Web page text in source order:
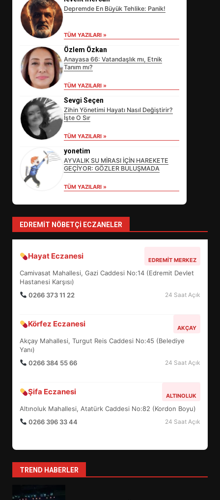
Depremde En Büyük Tehlike: Panik!
TÜM YAZILARI »
Özlem Özkan
Anayasa 66: Vatandaşlık mı, Etnik
Tanım mı?
TÜM YAZILARI »
Sevgi Seçen
Zihin Yönetimi Hayatı Nasıl Değiştirir?
İşte O Sır
TÜM YAZILARI »
yonetim
AYVALIK SU MİRASI İÇİN HAREKETE
GEÇİYOR: GÖZLER BULUŞMADA
TÜM YAZILARI »
EDREMIT NÖBETÇI ECZANELER
Hayat Eczanesi EDREMIT MERKEZ
Camivasat Mahallesi, Gazi Caddesi No:14 (Edremit Devlet
Hastanesi Karşısı)
0266 373 11 22
24 Saat Açık
Körfez Eczanesi AKÇAY
Akçay Mahallesi, Turgut Reis Caddesi No:45 (Belediye
Yanı)
0266 384 55 66
24 Saat Açık
Şifa Eczanesi ALTINOLUK
Altınoluk Mahallesi, Atatürk Caddesi No:82 (Kordon Boyu)
0266 396 33 44
24 Saat Açık
TREND HABERLER
SÜRDÜRÜLEBİLİRLİKTE NE
DEĞİŞECEK?
4
5
BALIKESİR MÜZELERİNDE SÜRE
UZATILDI: NE DEĞİŞTİ?
6
TURNUVASI KAYITLARI NEYİ
7
YENİ YÖNETİM NASIL
ŞEKİLLENDİ?
1
HAREKETE GEÇİYOR: GÖZLER